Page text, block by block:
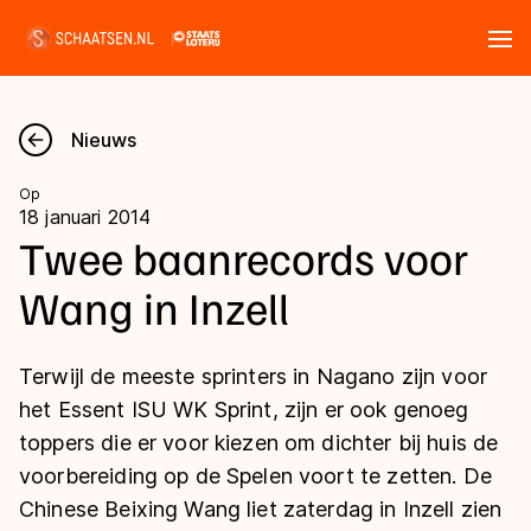
Nieuws
Kalender
Disciplines
Langebaan
Shorttrack
Inlineskaten
Uitslagen
Langebaan
Shorttrack
Marathon
Tijden & historie
Ranglijsten Langebaan
Nieuws
Op
18 januari 2014
Twee baanrecords voor
Wang in Inzell
Terwijl de meeste sprinters in Nagano zijn voor
het Essent ISU WK Sprint, zijn er ook genoeg
toppers die er voor kiezen om dichter bij huis de
voorbereiding op de Spelen voort te zetten. De
Chinese Beixing Wang liet zaterdag in Inzell zien